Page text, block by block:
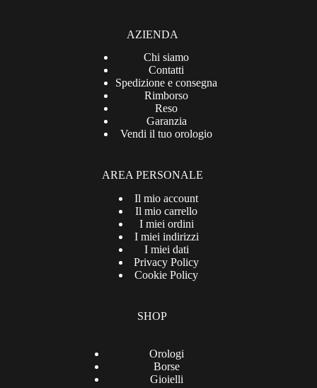
AZIENDA
Chi siamo
Contatti
Spedizione e consegna
Rimborso
Reso
Garanzia
Vendi il tuo orologio
AREA PERSONALE
Il mio account
Il mio carrello
I miei ordini
I miei indirizzi
I miei dati
Privacy Policy
Cookie Policy
SHOP
Orologi
Borse
Gioielli